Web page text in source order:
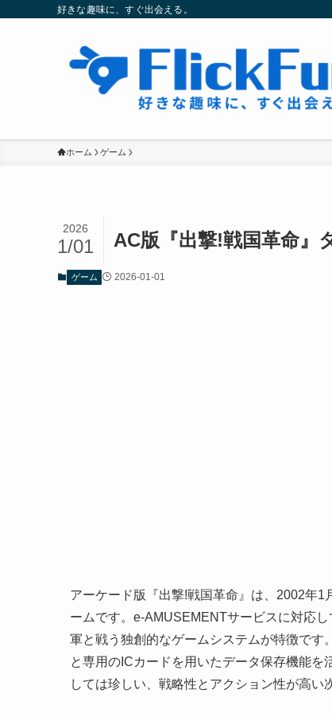
好きな趣味に、すぐ出会える。
ホーム ゲーム
AC版『出撃!戦国革命』
2026
1/01
ゲーム 2026-01-01
アーケード版『出撃!戦国革命』は、2002年
ームです。e-AMUSEMENTサービスに対応
軍と戦う独創的なゲームシステムが特徴で
と専用のICカードを用いたデータ保存機能
しては珍しい、戦略性とアクション性が高い